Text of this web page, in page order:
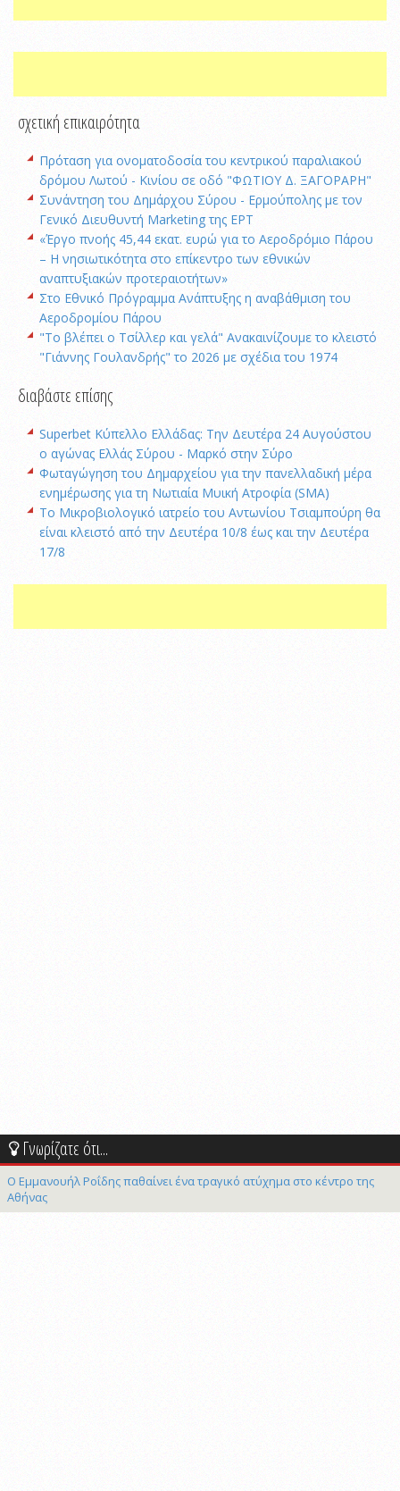
σχετική επικαιρότητα
Πρόταση για ονοματοδοσία του κεντρικού παραλιακού
δρόμου Λωτού - Κινίου σε οδό "ΦΩΤΙΟΥ Δ. ΞΑΓΟΡΑΡΗ"
Συνάντηση του Δημάρχου Σύρου - Ερμούπολης με τον
Γενικό Διευθυντή Marketing της ΕΡΤ
«Έργο πνοής 45,44 εκατ. ευρώ για το Αεροδρόμιο Πάρου
– Η νησιωτικότητα στο επίκεντρο των εθνικών
αναπτυξιακών προτεραιοτήτων»
Στο Εθνικό Πρόγραμμα Ανάπτυξης η αναβάθμιση του
Αεροδρομίου Πάρου
"Το βλέπει ο Τσίλλερ και γελά" Ανακαινίζουμε το κλειστό
"Γιάννης Γουλανδρής" το 2026 με σχέδια του 1974
διαβάστε επίσης
Superbet Κύπελλο Ελλάδας: Την Δευτέρα 24 Αυγούστου
ο αγώνας Ελλάς Σύρου - Μαρκό στην Σύρο
Φωταγώγηση του Δημαρχείου για την πανελλαδική μέρα
ενημέρωσης για τη Νωτιαία Μυική Ατροφία (SMA)
Το Μικροβιολογικό ιατρείο του Αντωνίου Τσιαμπούρη θα
είναι κλειστό από την Δευτέρα 10/8 έως και την Δευτέρα
17/8
Γνωρίζατε ότι...
Ο Εμμανουήλ Ροΐδης παθαίνει ένα τραγικό ατύχημα στο κέντρο της
Αθήνας